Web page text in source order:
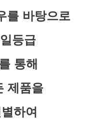
를 바탕으로
등급
통해
제품을
하여